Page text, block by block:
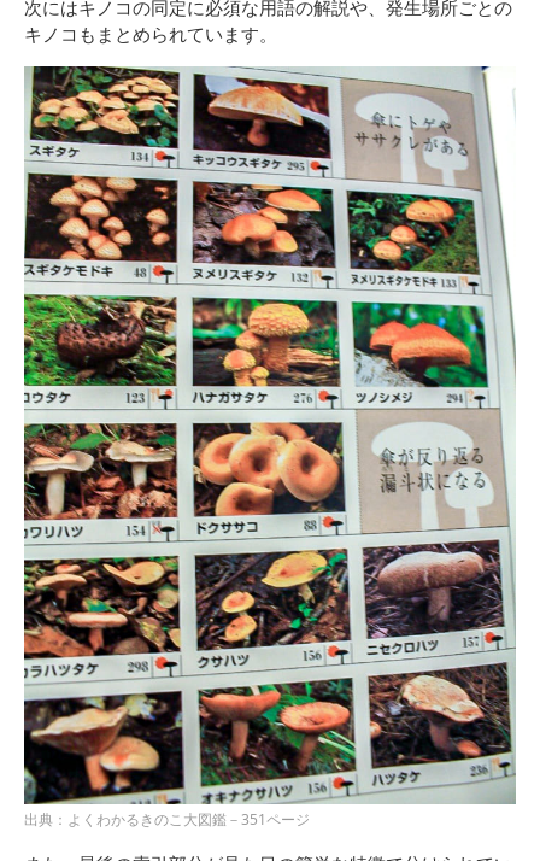
次にはキノコの同定に必須な用語の解説や、発生場所ごとの
キノコもまとめられています。
出典：よくわかるきのこ大図鑑－351ページ